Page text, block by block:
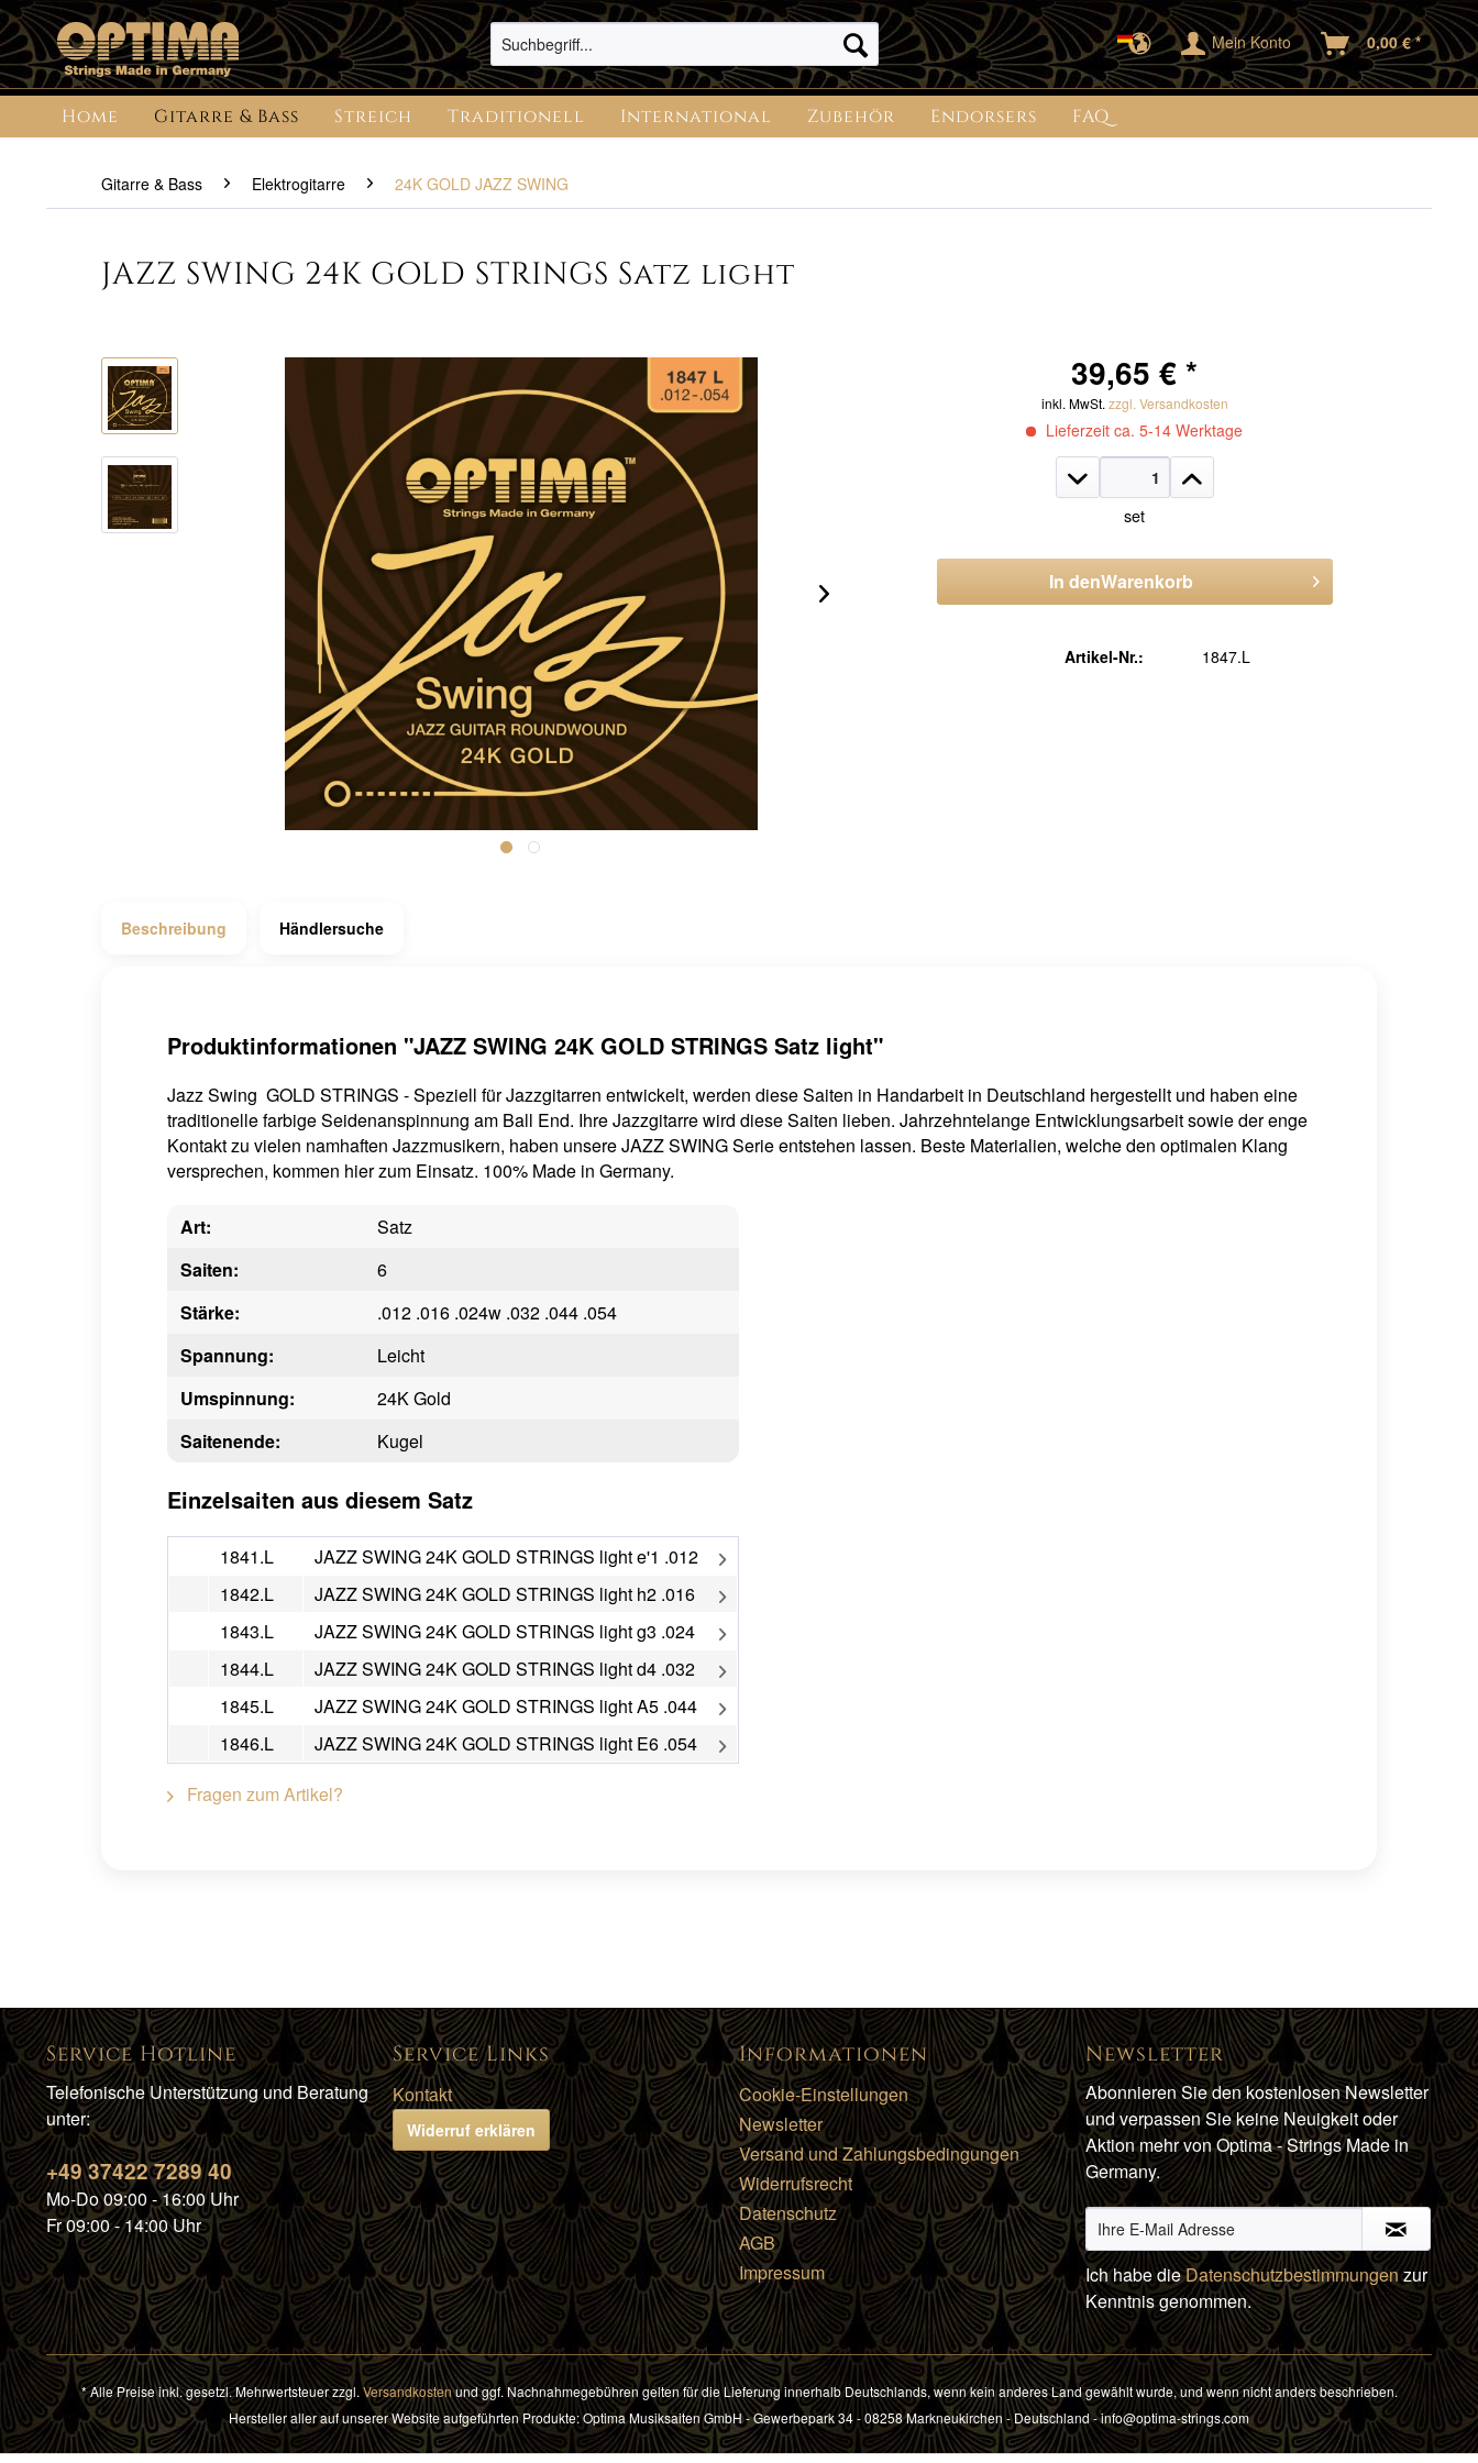
Mein Konto 0,00 € *
Home Gitarre & Bass Streich Traditionell International Zubehör Endorsers FAQ
Gitarre & Bass Elektrogitarre 24K GOLD JAZZ SWING
JAZZ SWING 24K GOLD STRINGS Satz light
39,65 € *
inkl. MwSt. zzgl. Versandkosten
Lieferzeit ca. 5-14 Werktage
set
In denWarenkorb
Artikel-Nr.: 1847.L
Beschreibung Händlersuche
Produktinformationen "JAZZ SWING 24K GOLD STRINGS Satz light"
Jazz Swing GOLD STRINGS - Speziell für Jazzgitarren entwickelt, werden diese Saiten in Handarbeit in Deutschland hergestellt und haben eine
traditionelle farbige Seidenanspinnung am Ball End. Ihre Jazzgitarre wird diese Saiten lieben. Jahrzehntelange Entwicklungsarbeit sowie der enge
Kontakt zu vielen namhaften Jazzmusikern, haben unsere JAZZ SWING Serie entstehen lassen. Beste Materialien, welche den optimalen Klang
versprechen, kommen hier zum Einsatz. 100% Made in Germany.
Art:
Satz
Saiten:
6
Stärke:
.012 .016 .024w .032 .044 .054
Spannung:
Leicht
Umspinnung:
24K Gold
Saitenende:
Kugel
Einzelsaiten aus diesem Satz
1841.L
JAZZ SWING 24K GOLD STRINGS light e'1 .012
1842.L
JAZZ SWING 24K GOLD STRINGS light h2 .016
1843.L
JAZZ SWING 24K GOLD STRINGS light g3 .024
1844.L
JAZZ SWING 24K GOLD STRINGS light d4 .032
1845.L
JAZZ SWING 24K GOLD STRINGS light A5 .044
1846.L
JAZZ SWING 24K GOLD STRINGS light E6 .054
Fragen zum Artikel?
Service Hotline
Telefonische Unterstützung und Beratung
unter:
+49 37422 7289 40
Mo-Do 09:00 - 16:00 Uhr
Fr 09:00 - 14:00 Uhr
Service Links
Kontakt
Widerruf erklären
Informationen
Cookie-Einstellungen
Newsletter
Versand und Zahlungsbedingungen
Widerrufsrecht
Datenschutz
AGB
Impressum
Newsletter
Abonnieren Sie den kostenlosen Newsletter
und verpassen Sie keine Neuigkeit oder
Aktion mehr von Optima - Strings Made in
Germany.
Ich habe dieDatenschutzbestimmungenzur
Kenntnis genommen.
* Alle Preise inkl. gesetzl. Mehrwertsteuer zzgl.Versandkostenund ggf. Nachnahmegebühren gelten für die Lieferung innerhalb Deutschlands, wenn kein anderes Land gewählt wurde, und wenn nicht anders beschrieben.
Hersteller aller auf unserer Website aufgeführten Produkte: Optima Musiksaiten GmbH - Gewerbepark 34 - 08258 Markneukirchen - Deutschland - info@optima-strings.com